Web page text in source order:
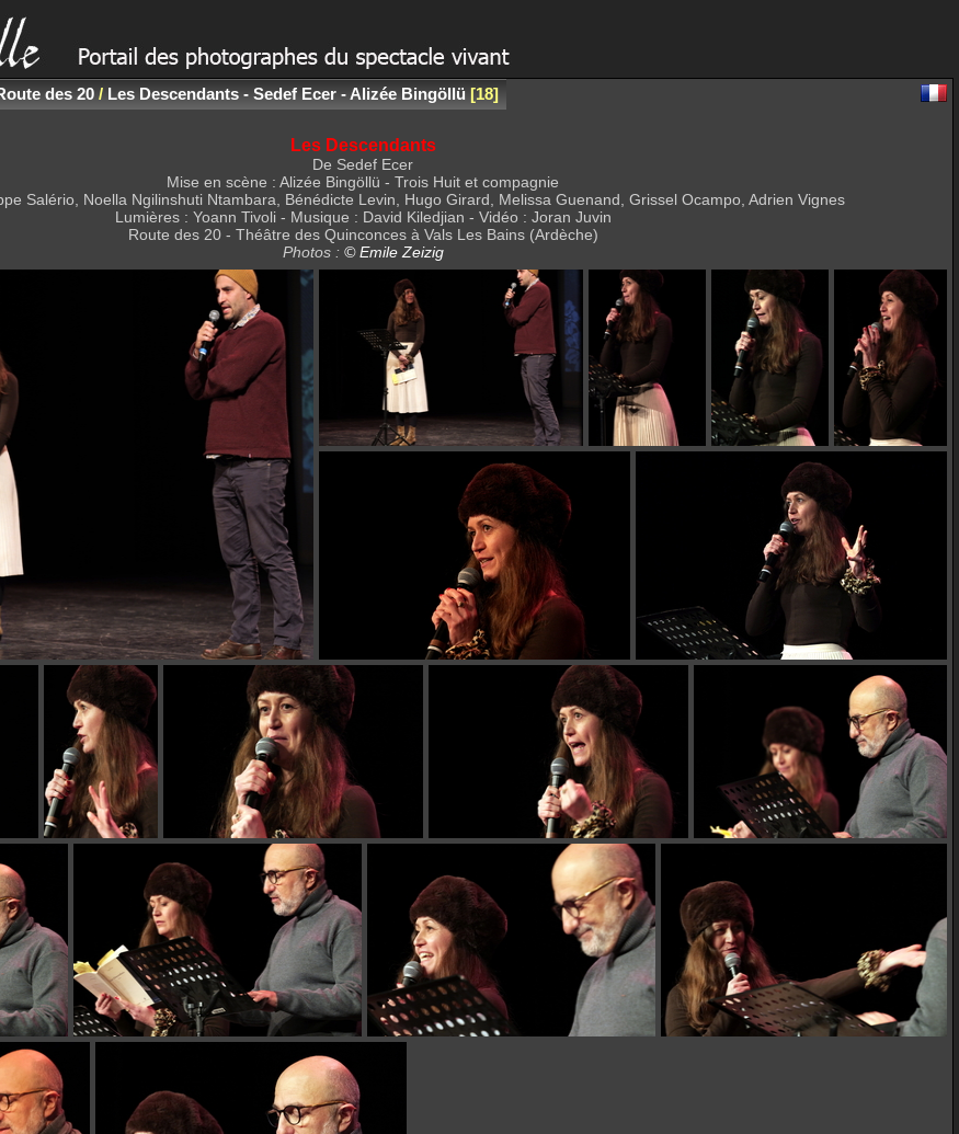
des 20/ Les Descendants - Sedef Ecer - Alizée Bingöllü 18
Les Descendants
De Sedef Ecer
Mise en scène : Alizée Bingöllü - Trois Huit et compagnie
Salério, Noella Ngilinshuti Ntambara, Bénédicte Levin, Hugo Girard, Melissa Guenand, Grissel Ocampo, Adrien Vignes
Lumières : Yoann Tivoli - Musique : David Kiledjian - Vidéo : Joran Juvin
Route des 20 - Théâtre des Quinconces à Vals Les Bains (Ardèche)
Photos : © Emile Zeizig